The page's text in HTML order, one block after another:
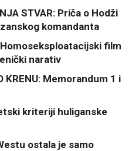
STVAR: Priča o Hodži
komandanta
Homoseksploatacijski film
narativ
KRENU: Memorandum 1 i
kriteriji huliganske
ostala je samo